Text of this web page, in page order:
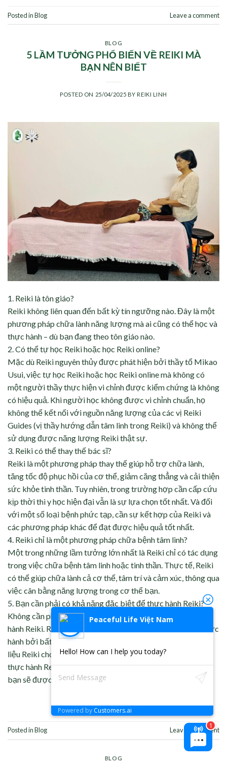
Posted inBlog Leave a comment
BLOG
5 LẦM TƯỞNG PHỔ BIẾN VỀ REIKI MÀ
BẠN NÊN BIẾT
POSTED ON 25/04/2025 BYREIKI LINH
1.⁠ ⁠Reiki là tôn giáo?
Reiki không liên quan đến bất kỳ tín ngưỡng nào. Đây là một
phương pháp chữa lành năng lượng mà ai cũng có thể học và
thực hành – dù bạn đang theo tôn giáo nào.
2.⁠ ⁠Có thể tự học Reiki hoặc học Reiki online?
Mặc dù Reiki nguyên thủy được phát hiện bởi thầy tổ Mikao
Usui, việc tự học Reiki hoặc học Reiki online mà không có
một người thầy thực hiện vi chỉnh được kiểm chứng là không
có hiệu quả. Khi người học không được vi chỉnh chuẩn, họ
không thể kết nối với nguồn năng lượng của các vị Reiki
Guides (vị thầy hướng dẫn tâm linh trong Reiki) và không thể
sử dụng được năng lượng Reiki thật sự.
3.⁠ ⁠Reiki có thể thay thế bác sĩ?
Reiki là một phương pháp thay thế giúp hỗ trợ chữa lành,
tăng tốc độ phục hồi của cơ thể, giảm căng thẳng và cải thiện
sức khỏe tinh thần. Tuy nhiên, trong trường hợp cần cấp cứu
kịp thời thì y học hiện đại vẫn là sự lựa chọn tốt nhất. Và đối
với một số loại bệnh phức tạp, cần sự kết hợp của Reiki và
các phương pháp khác để đạt được hiệu quả tốt nhất.
4.⁠ ⁠Reiki chỉ là một phương pháp chữa bệnh tâm linh?
Một trong những lầm tưởng lớn nhất là Reiki chỉ có tác dụng
trong việc chữa bệnh tâm linh hoặc tinh thần. Thực tế, Reiki
có thể giúp chữa lành cả cơ thể, tâm trí và cảm xúc, thông qua
việc cân bằng năng lượng trong cơ thể bạn.
5.⁠ ⁠Bạn cần phải có khả năng đặc biệt để thực hành Reiki?
Không cần phải có khả năng ngoại cảm đặc biệt để thực
hành Reiki. Reiki là một bộ môn mà ai cũng có thể học và thực
hành bởi bất kỳ ai. Sau khi nhận phiên vi chỉnh, bạn có thể trị
liệu Reiki cho người khác và cho chính mình. Khi bạn càng
thực hành Reiki thường xuyên, các khả năng ngoại cảm của
bạn sẽ được kích hoạt và phát triển một cách an toàn.
Posted inBlog Leave a comment
BLOG
Peaceful Life Việt Nam
Hello! How can I help you today?
Powered by Customers.ai